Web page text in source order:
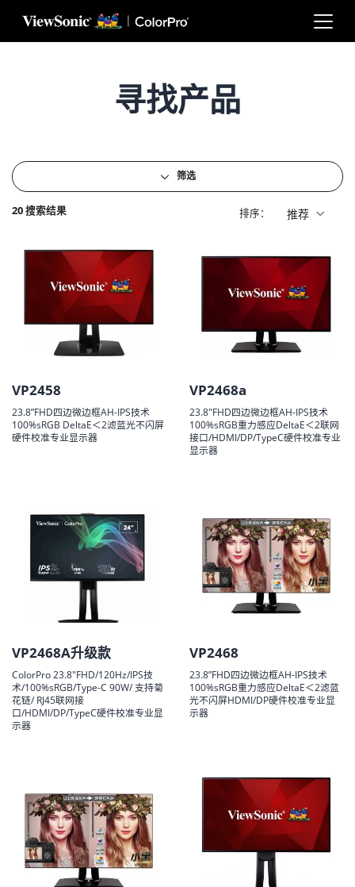
Skip to main content
寻找产品
筛选
20 搜索结果 排序： 推荐
VP2458
23.8”FHD四边微边框AH-IPS技术
100%sRGB DeltaE＜2滤蓝光不闪屏
硬件校准专业显示器
VP2468a
23.8"FHD四边微边框AH-IPS技术
100%sRGB重力感应DeltaE＜2联网
接口/HDMI/DP/TypeC硬件校准专业
显示器
VP2468A升级款
ColorPro 23.8"FHD/120Hz/IPS技
术/100%sRGB/Type-C 90W/ 支持菊
花链/ RJ45联网接
口/HDMI/DP/TypeC硬件校准专业显
示器
VP2468
23.8”FHD四边微边框AH-IPS技术
100%sRGB重力感应DeltaE＜2滤蓝
光不闪屏HDMI/DP硬件校准专业显
示器